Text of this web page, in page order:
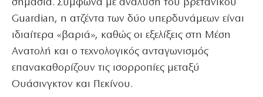
σημασία. Σύμφωνα με ανάλυση του βρετανικού
Guardian, η ατζέντα των δύο υπερδυνάμεων είναι
ιδιαίτερα «βαριά», καθώς οι εξελίξεις στη Μέση
Ανατολή και ο τεχνολογικός ανταγωνισμός
επανακαθορίζουν τις ισορροπίες μεταξύ
Ουάσινγκτον και Πεκίνου.